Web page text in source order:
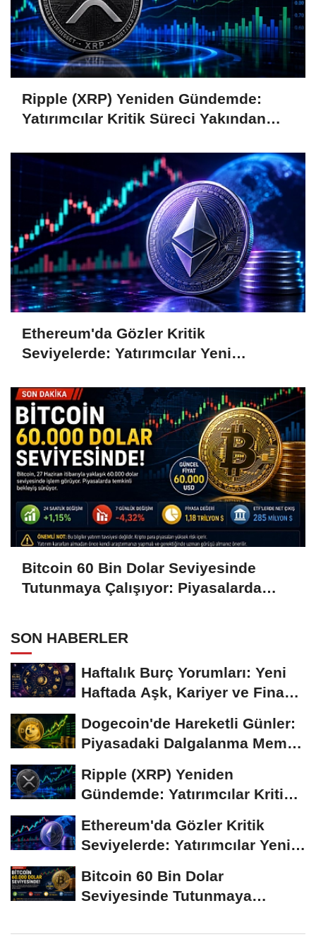
Ripple (XRP) Yeniden Gündemde:
Yatırımcılar Kritik Süreci Yakından
Ethereum'da Gözler Kritik
Seviyelerde: Yatırımcılar Yeni
Bitcoin 60 Bin Dolar Seviyesinde
Tutunmaya Çalışıyor: Piyasalarda
SON HABERLER
Haftalık Burç Yorumları: Yeni
Haftada Aşk, Kariyer ve Finans
Dogecoin'de Hareketli Günler:
Piyasadaki Dalgalanma Meme
Ripple (XRP) Yeniden
Gündemde: Yatırımcılar Kritik
Ethereum'da Gözler Kritik
Seviyelerde: Yatırımcılar Yeni
Bitcoin 60 Bin Dolar
Seviyesinde Tutunmaya